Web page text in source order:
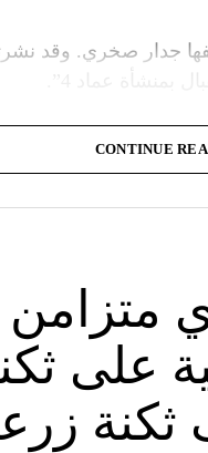
جدار صخري. وقد
منشأة عسكرية تحمل اسم “عماد 4″،
CONTINUE
على